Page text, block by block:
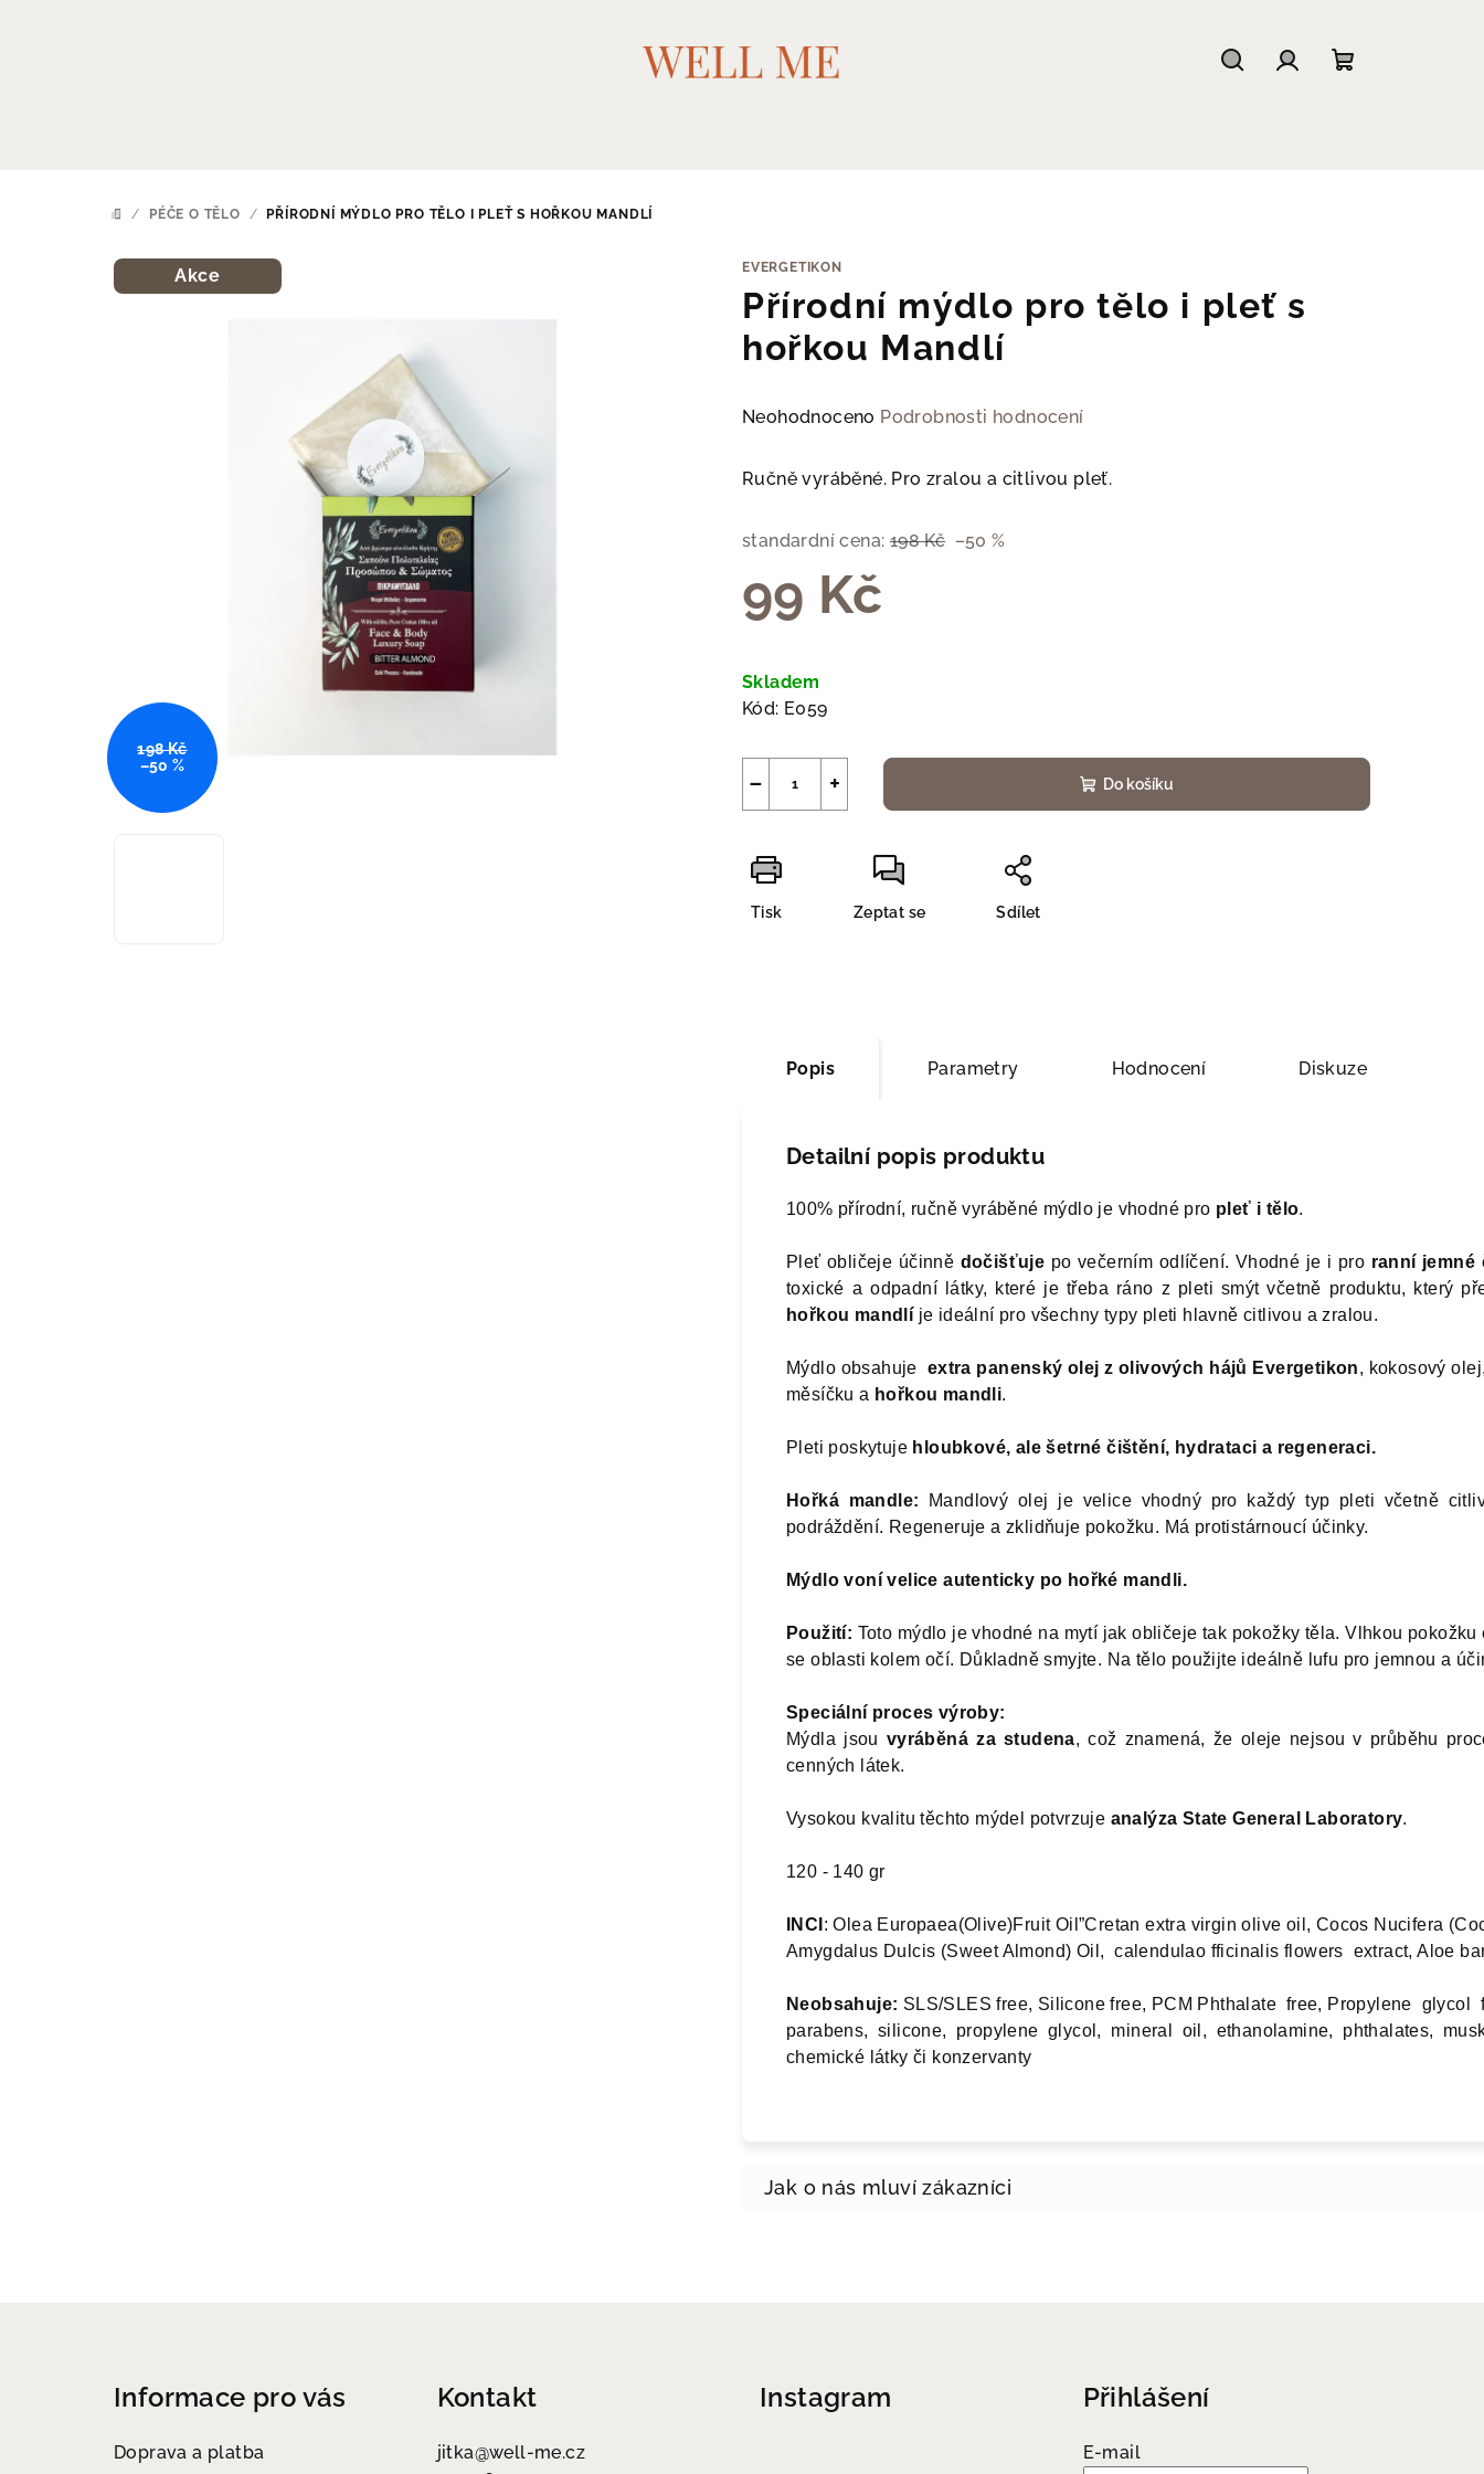
DOMŮ
/ PÉČE O TĚLO / PŘÍRODNÍ MÝDLO PRO TĚLO I PLEŤ S HOŘKOU MANDLÍ
EVERGETIKON
Přírodní mýdlo pro tělo i pleť s
hořkou Mandlí
Průměrné
produktu
z
hvězdiček.
Neohodnoceno Podrobnosti hodnocení
Ručně vyráběné. Pro zralou a citlivou pleť.
standardní cena: 198 Kč –50 %
99 Kč
cena:
Skladem
Kód: E059
+
− Do košíku
Tisk Zeptat se Sdílet
Akce
198 Kč
–50 %
Popis Parametry Hodnocení Diskuze
Detailní popis produktu
100% přírodní, ručně vyráběné mýdlo je vhodné pro pleť i tělo.
Pleť obličeje účinně dočišťuje po večerním odlíčení. Vhodné je i pro ranní jemné
toxické a odpadní látky, které je třeba ráno z pleti smýt včetně produktu, který
hořkou mandlí je ideální pro všechny typy pleti hlavně citlivou a zralou.
Mýdlo obsahuje extra panenský olej z olivových hájů Evergetikon, kokosový
měsíčku a hořkou mandli.
Pleti poskytuje hloubkové, ale šetrné čištění, hydrataci a regeneraci.
Hořká mandle: Mandlový olej je velice vhodný pro každý typ pleti včetně
podráždění. Regeneruje a zklidňuje pokožku. Má protistárnoucí účinky.
Mýdlo voní velice autenticky po hořké mandli.
Použití: Toto mýdlo je vhodné na mytí jak obličeje tak pokožky těla. Vlhkou
se oblasti kolem očí. Důkladně smyjte. Na tělo použijte ideálně lufu pro jemnou a
Speciální proces výroby:
Mýdla jsou vyráběná za studena, což znamená, že oleje nejsou v průběhu
cenných látek.
Vysokou kvalitu těchto mýdel potvrzuje analýza State General Laboratory.
120 - 140 gr
INCI :Olea Europaea(Olive)Fruit Oil”Cretan extra virgin olive oil, Cocos Nucifera
Amygdalus Dulcis (Sweet Almond) Oil, calendulao fficinalis flowers extract, Aloe
Neobsahuje: SLS/SLES free, Silicone free, PCM Phthalate free, Propylene glycol
parabens, silicone, propylene glycol, mineral oil, ethanolamine, phthalates,
chemické látky či konzervanty
Informace pro vás
Doprava a platba
Kontakt
jitka@well-me.cz
Instagram Přihlášení
E-mail